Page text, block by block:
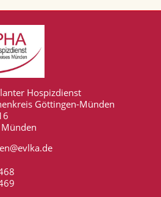
Hospizdienst
Göttingen-Münden